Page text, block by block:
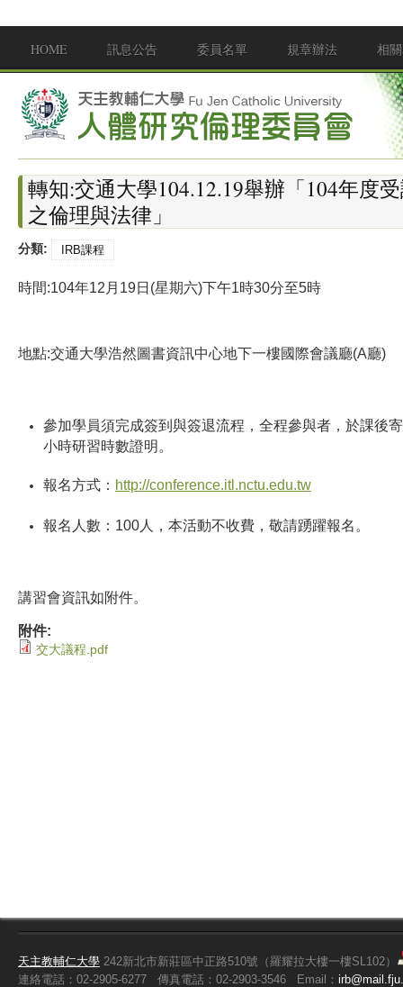
Main menu
HOME 訊息公告 委員名單 規章辦法 相
轉知:交通大學104.12.19舉辦「104年度
之倫理與法律」
分類: IRB課程
時間:104年12月19日 (星期六)下午1時30分至5時
地點:交通大學浩然圖書資訊中心地下一樓國際會議廳(A廳)
參加學員須完成簽到與簽退流程，全程參與者，於課後
小時研習時數證明。
報名方式： http://conference.itl.nctu.edu.tw
報名人數：100人，本活動不收費，敬請踴躍報名。
講習會資訊如附件。
附件:
交大議程.pdf
天主教輔仁大學 242新北市新莊區中正路510號（羅耀拉大樓一樓SL102）
連絡電話：02-2905-6277
傳真電話：02-2903-3546 Email：